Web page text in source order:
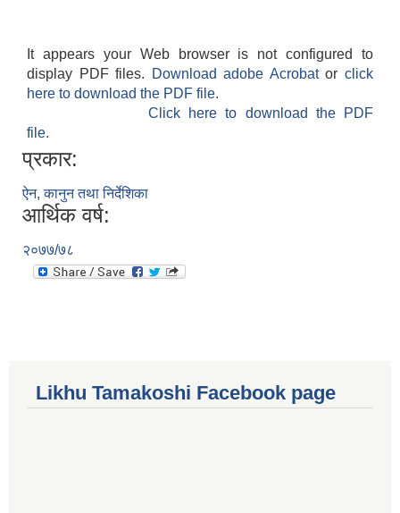
It appears your Web browser is not configured to
display PDF files.
Download adobe Acrobatorclick
here to download the PDF file.
Click here to download the PDF
file.
प्रकार:
ऐन, कानुन तथा निर्देशिका
आर्थिक वर्ष:
२०७७/७८
Likhu Tamakoshi Facebook page